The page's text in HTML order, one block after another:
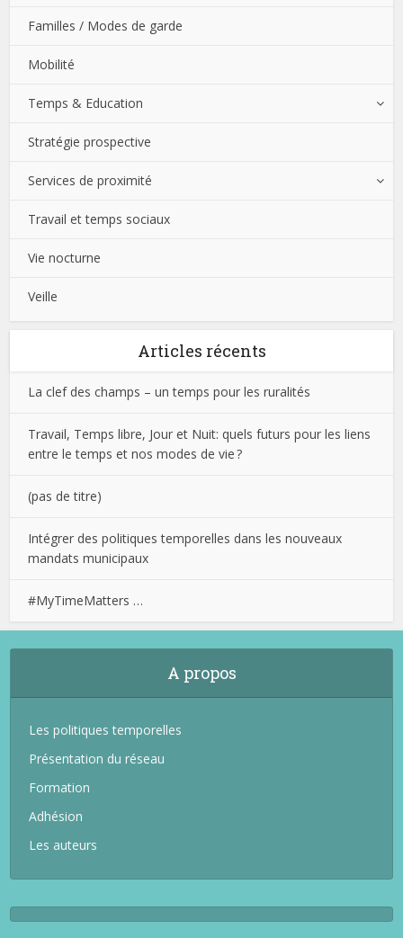
Familles / Modes de garde
Mobilité
Temps & Education
Stratégie prospective
Services de proximité
Travail et temps sociaux
Vie nocturne
Veille
Articles récents
La clef des champs – un temps pour les ruralités
Travail, Temps libre, Jour et Nuit: quels futurs pour les liens
entre le temps et nos modes de vie ?
(pas de titre)
Intégrer des politiques temporelles dans les nouveaux
mandats municipaux
#MyTimeMatters …
A propos
Les politiques temporelles
Présentation du réseau
Formation
Adhésion
Les auteurs